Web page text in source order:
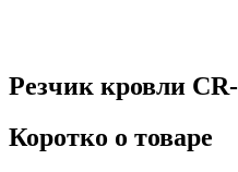
Резчик кровли
Коротко о товаре